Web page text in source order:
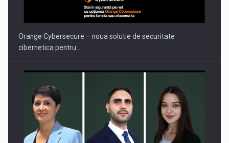
Orange Cybersecure – noua solutie de securitate
cibernetica pentru…